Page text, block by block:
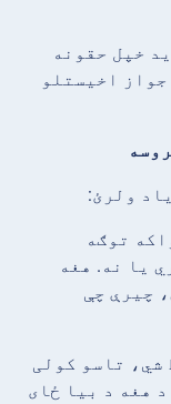
خپل حقونه
اخیستلو
ولرئ:
توګه
یا نه. هغه
چیرې چې
شي، تاسو کولی
هغه د بیا ځای